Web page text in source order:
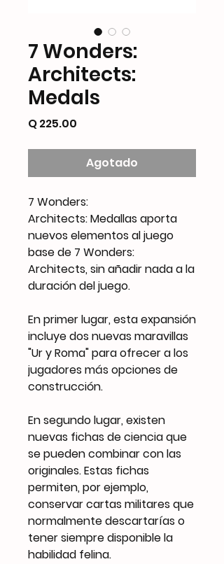
7 Wonders:
Architects:
Medals
Q 225.00
Agotado
7 Wonders:
Architects: Medallas aporta
nuevos elementos al juego
base de 7 Wonders:
Architects, sin añadir nada a la
duración del juego.
En primer lugar, esta expansión
incluye dos nuevas maravillas
"Ur y Roma" para ofrecer a los
jugadores más opciones de
construcción.
En segundo lugar, existen
nuevas fichas de ciencia que
se pueden combinar con las
originales. Estas fichas
permiten, por ejemplo,
conservar cartas militares que
normalmente descartarías o
tener siempre disponible la
habilidad felina.